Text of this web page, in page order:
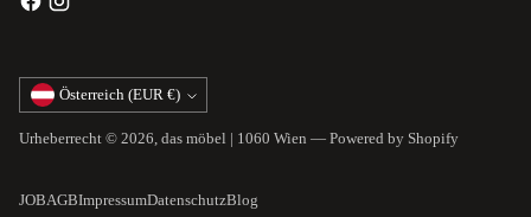
Währung Österreich (EUR €)
Urheberrecht © 2026, das möbel | 1060 Wien — Powered by Shopify
JOBAGBImpressumDatenschutzBlog